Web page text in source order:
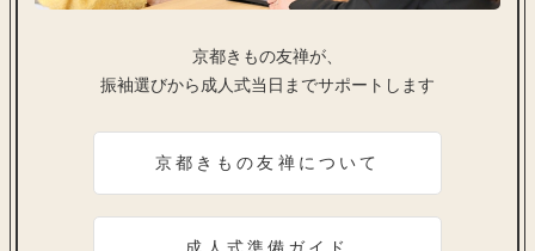
京都きもの友禅が、
振袖選びから成人式当日までサポートします
京都きもの友禅について
成人式準備ガイド